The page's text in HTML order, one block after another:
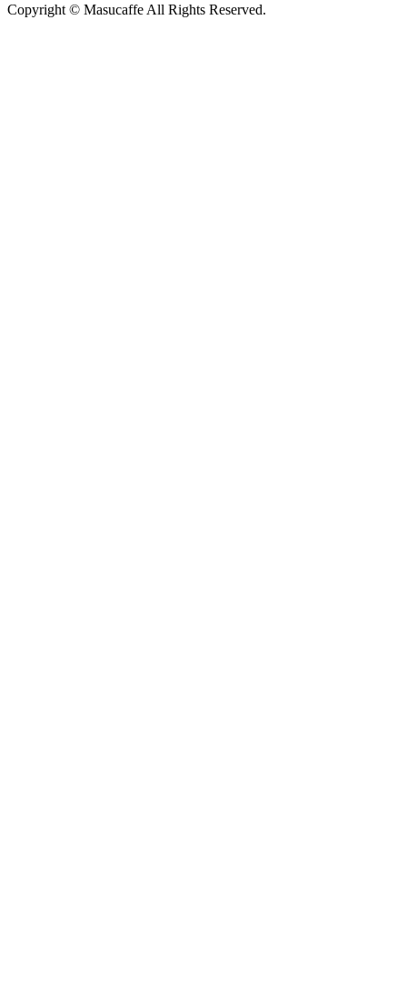
Copyright © Masucaffe All Rights Reserved.